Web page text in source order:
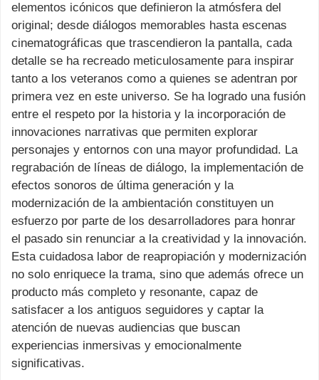
elementos icónicos que definieron la atmósfera del
original; desde diálogos memorables hasta escenas
cinematográficas que trascendieron la pantalla, cada
detalle se ha recreado meticulosamente para inspirar
tanto a los veteranos como a quienes se adentran por
primera vez en este universo. Se ha logrado una fusión
entre el respeto por la historia y la incorporación de
innovaciones narrativas que permiten explorar
personajes y entornos con una mayor profundidad. La
regrabación de líneas de diálogo, la implementación de
efectos sonoros de última generación y la
modernización de la ambientación constituyen un
esfuerzo por parte de los desarrolladores para honrar
el pasado sin renunciar a la creatividad y la innovación.
Esta cuidadosa labor de reapropiación y modernización
no solo enriquece la trama, sino que además ofrece un
producto más completo y resonante, capaz de
satisfacer a los antiguos seguidores y captar la
atención de nuevas audiencias que buscan
experiencias inmersivas y emocionalmente
significativas.